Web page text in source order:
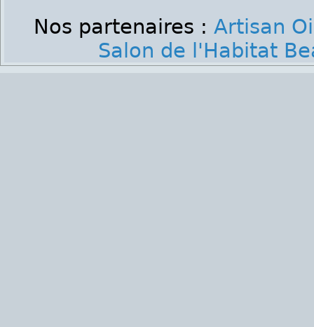
Nos partenaires : Artisan
Salon de l'Habitat